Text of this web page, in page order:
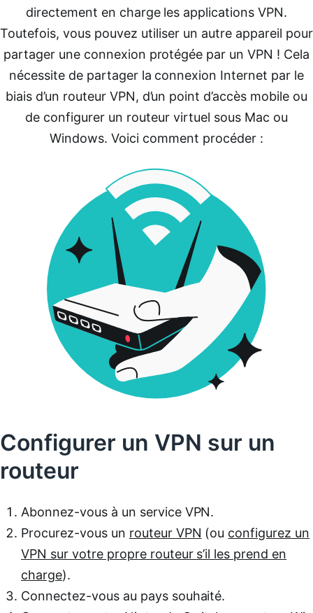
directement en charge les applications VPN.
Toutefois, vous pouvez utiliser un autre appareil pour
partager une connexion protégée par un VPN ! Cela
nécessite de partager la connexion Internet par le
biais d’un routeur VPN, d’un point d’accès mobile ou
de configurer un routeur virtuel sous Mac ou
Windows. Voici comment procéder :
Configurer un VPN sur un
routeur
Abonnez-vous à un service VPN.
Procurez-vous un routeur VPN (ou configurez un
VPN sur votre propre routeur s’il les prend en
charge).
Connectez-vous au pays souhaité.